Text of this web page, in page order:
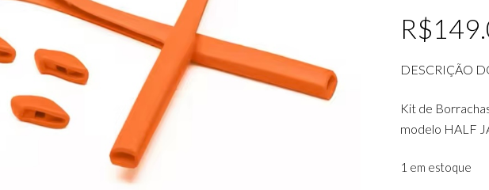
R$
DESCRIÇÃO
Kit de
modelo HALF
1 em estoque